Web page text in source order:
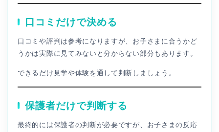
口コミだけで決める
口コミや評判は参考になりますが、お子さまに合うかど
うかは実際に見てみないと分からない部分もあります。
できるだけ見学や体験を通して判断しましょう。
保護者だけで判断する
最終的には保護者の判断が必要ですが、お子さまの反応